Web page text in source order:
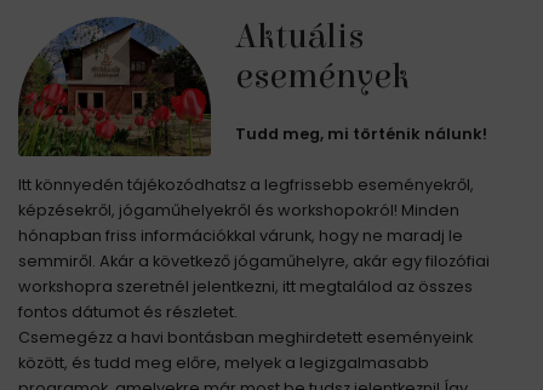
Aktuális
események
Tudd meg, mi történik nálunk!
Itt könnyedén tájékozódhatsz a legfrissebb eseményekről,
képzésekről, jógaműhelyekről és workshopokról! Minden
hónapban friss információkkal várunk, hogy ne maradj le
semmiről. Akár a következő jógaműhelyre, akár egy filozófiai
workshopra szeretnél jelentkezni, itt megtalálod az összes
fontos dátumot és részletet.
Csemegézz a havi bontásban meghirdetett eseményeink
között, és tudd meg előre, melyek a legizgalmasabb